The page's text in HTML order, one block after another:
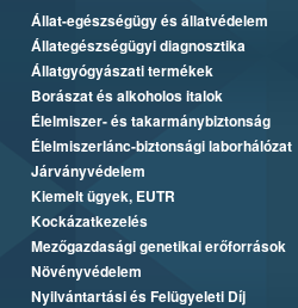
Állat-egészségügy és állatvédelem
Állategészségügyi diagnosztika
Állatgyógyászati termékek
Borászat és alkoholos italok
Élelmiszer- és takarmánybiztonság
Élelmiszerlánc-biztonsági laborhálózat
Járványvédelem
Kiemelt ügyek, EUTR
Kockázatkezelés
Mezőgazdasági genetikai erőforrások
Növényvédelem
Nyilvántartási és Felügyeleti Díj